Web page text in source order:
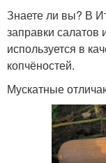
Знаете ли вы? В
заправки салатов
используется в
копчёностей.
Мускатные